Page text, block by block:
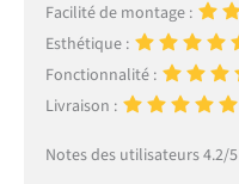
Facilité de montage :
Esthétique :
Fonctionnalité :
Livraison :
Notes des utilisateurs 4.2/5